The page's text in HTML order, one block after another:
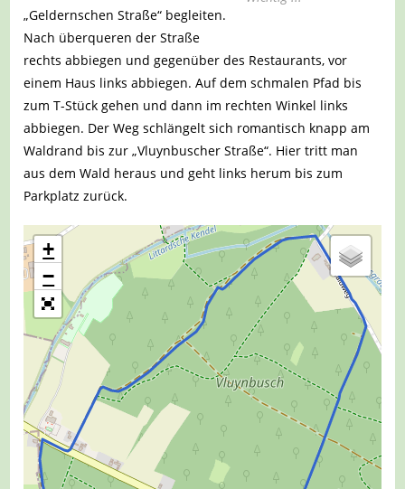
„Geldernschen Straße“ begleiten.
Nach überqueren der Straße
rechts abbiegen und gegenüber des Restaurants, vor
einem Haus links abbiegen. Auf dem schmalen Pfad bis
zum T-Stück gehen und dann im rechten Winkel links
abbiegen. Der Weg schlängelt sich romantisch knapp am
Waldrand bis zur „Vluynbuscher Straße“. Hier tritt man
aus dem Wald heraus und geht links herum bis zum
Parkplatz zurück.
+
−